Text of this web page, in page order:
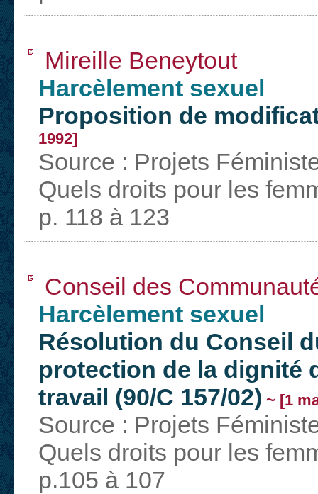
Mireille Beneytout
Harcèlement sexuel
Proposition de
1992]
Source : Projets
Quels droits pour les
p. 118 à 123
Conseil des
Harcèlement sexuel
Résolution du Conseil
protection de la dignité
travail (90/C 157/02) ~ [1
Source : Projets
Quels droits pour les
p.105 à 107